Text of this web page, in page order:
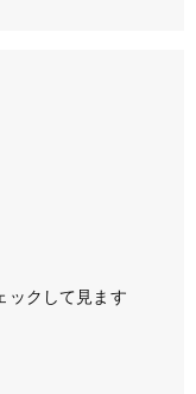
ックして見ます